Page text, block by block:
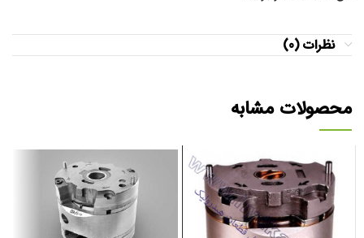
نظرات (0)
محصولات مشابه